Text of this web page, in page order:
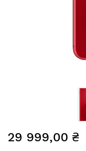
до
29 999,00 ₴